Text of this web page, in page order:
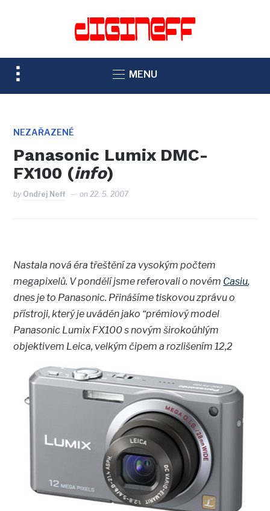
TOGGLE
SIDEBAR
NAVIGATION
MENU
NEZAŘAZENÉ
Panasonic Lumix DMC-
FX100 (info)
by Ondřej Neff on22. 5. 2007
Nastala nová éra třeštění za vysokým počtem
megapixelů. V pondělí jsme referovali o novém Casiu,
dnes je to Panasonic. Přinášíme tiskovou zprávu o
přístroji, který je uváděn jako “prémiový model
Panasonic Lumix FX100 s novým širokoúhlým
objektivem Leica, velkým čipem a rozlišením 12,2